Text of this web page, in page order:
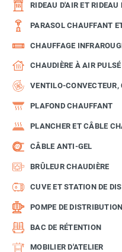
RIDEAU D'AIR ET
PARASOL CHAUFFANT
CHAUFFAGE
CHAUDIÈRE À AIR
VENTILO-CONVECTEUR,
PLAFOND CHAUFFANT
PLANCHER ET CÂBLE
CÂBLE ANTI-GEL
BRÛLEUR CHAUDIÈRE
CUVE ET STATION DE
POMPE DE DISTRIBUTION
BAC DE RÉTENTION
MOBILIER D'ATELIER